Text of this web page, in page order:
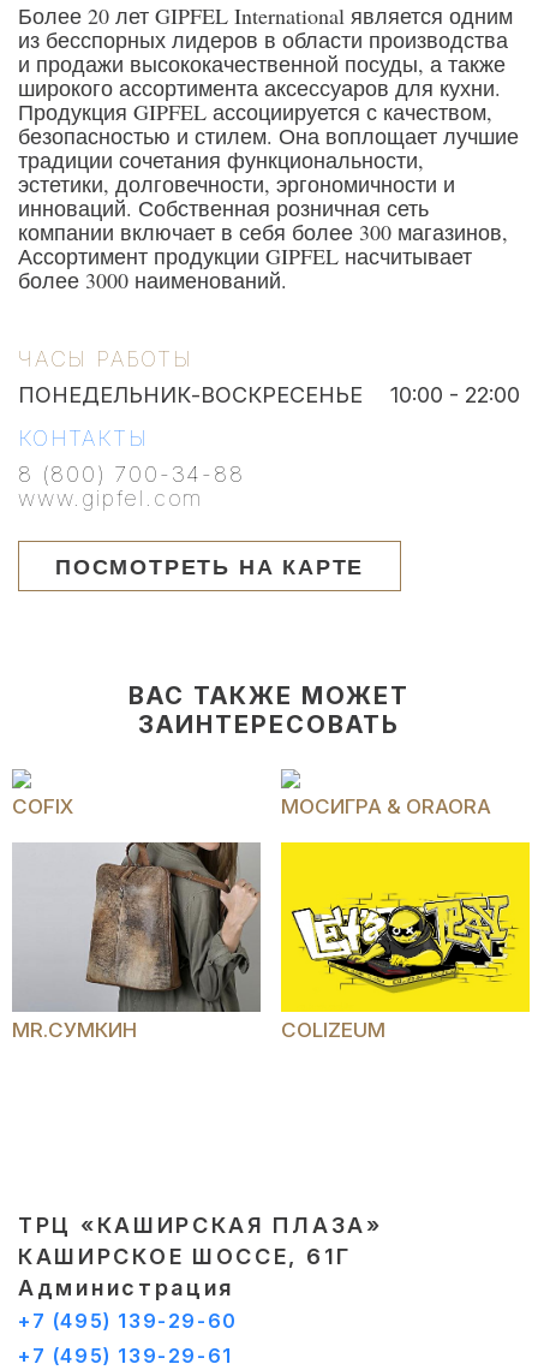
Более 20 лет GIPFEL International является одним
из бесспорных лидеров в области производства
и продажи высококачественной посуды, а также
широкого ассортимента аксессуаров для кухни.
Продукция GIPFEL ассоциируется с качеством,
безопасностью и стилем. Она воплощает лучшие
традиции сочетания функциональности,
эстетики, долговечности, эргономичности и
инноваций. Собственная розничная сеть
компании включает в себя более 300 магазинов,
Ассортимент продукции GIPFEL насчитывает
более 3000 наименований.
ЧАСЫ РАБОТЫ
ПОНЕДЕЛЬНИК-ВОСКРЕСЕНЬЕ
10:00 - 22:00
КОНТАКТЫ
8 (800) 700-34-88
www.gipfel.com
ПОСМОТРЕТЬ НА КАРТЕ
ВАС ТАКЖЕ МОЖЕТ
ЗАИНТЕРЕСОВАТЬ
COFIX МОCИГРА & ORAORA
MR.СУМКИН COLIZEUM
ТРЦ «КАШИРСКАЯ ПЛАЗА»
КАШИРСКОЕ ШОССЕ, 61Г
Администрация
+7 (495) 139-29-60
+7 (495) 139-29-61